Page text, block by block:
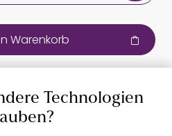
Warenkorb
Technologien